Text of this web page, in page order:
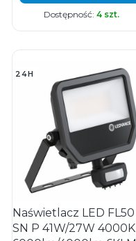
Dostępność: 4 szt.
24H
Naświetlacz LED FL50
SN P 41W/27W 4000K